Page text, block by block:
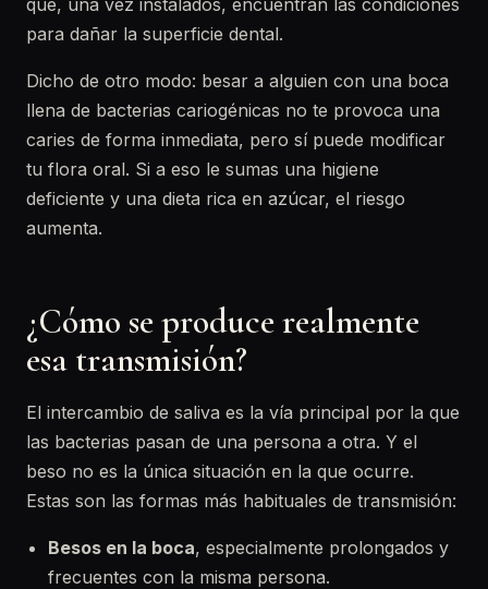
que, una vez instalados, encuentran las condiciones
para dañar la superficie dental.
Dicho de otro modo: besar a alguien con una boca
llena de bacterias cariogénicas no te provoca una
caries de forma inmediata, pero sí puede modificar
tu flora oral. Si a eso le sumas una higiene
deficiente y una dieta rica en azúcar, el riesgo
aumenta.
¿Cómo se produce realmente
esa transmisión?
El intercambio de saliva es la vía principal por la que
las bacterias pasan de una persona a otra. Y el
beso no es la única situación en la que ocurre.
Estas son las formas más habituales de transmisión:
Besos en la boca, especialmente prolongados y
frecuentes con la misma persona.